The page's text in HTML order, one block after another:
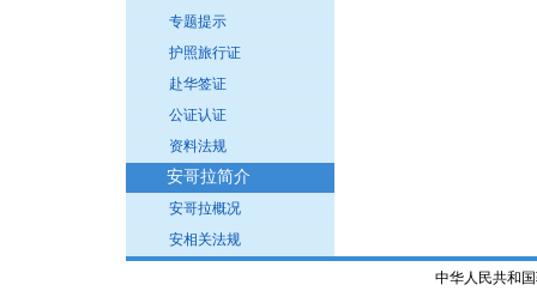
专题提示
护照旅行证
赴华签证
公证认证
资料法规
安哥拉简介
安哥拉概况
安相关法规
中华人民共和